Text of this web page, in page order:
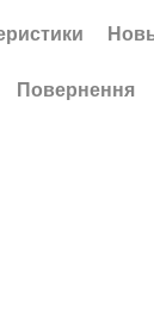
Повернення